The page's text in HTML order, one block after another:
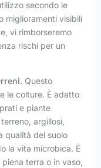
secondo le
miglioramenti visibili
vi rimborseremo
rischi per un
Questo
le colture. È adatto
e piante
argillosi,
qualità del suolo
la vita microbica. È
terra o in vaso,